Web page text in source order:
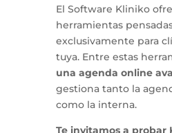
El Software Kliniko
herramientas
exclusivamente para
tuya. Entre estas
una agenda online
gestiona tanto la
como la interna.
Te invitamos a probar